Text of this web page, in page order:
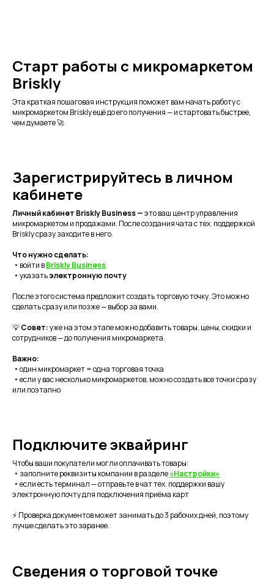
Старт работы с микромаркетом
Briskly
Эта краткая пошаговая инструкция поможет вам начать работу с
микромаркетом Briskly ещё до его получения — и стартовать быстрее,
чем думаете 🚀
Зарегистрируйтесь в личном
кабинете
Личный кабинет Briskly Business —это ваш центр управления
микромаркетом и продажами. После создания чата с тех. поддержкой
Briskly сразу заходите в него.
Что нужно сделать:
• войти вBriskly Business
• указатьэлектронную почту
После этого система предложит создать торговую точку. Это можно
сделать сразу или позже — выбор за вами.
💡Совет:уже на этом этапе можно добавить товары, цены, скидки и
сотрудников — до получения микромаркета.
Важно:
• один микромаркет = одна торговая точка
• если у вас несколько микромаркетов, можно создать все точки сразу
или поэтапно
Подключите эквайринг
Чтобы ваши покупатели могли оплачивать товары:
• заполните реквизиты компании в разделе«Настройки»
• если есть терминал — отправьте в чат тех. поддержки вашу
электронную почту для подключения приёма карт
⚡ Проверка документов может занимать до 3 рабочих дней, поэтому
лучше сделать это заранее.
Сведения о торговой точке